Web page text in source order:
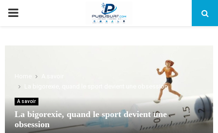
PRIMARY
La bigorexie, quand le sport devient une obsession
A savoir
La bigorexie, quand le sport devient une
obsession